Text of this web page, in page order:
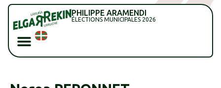
PHILIPPE ARAMENDI
ÉLECTIONS MUNICIPALES 2026